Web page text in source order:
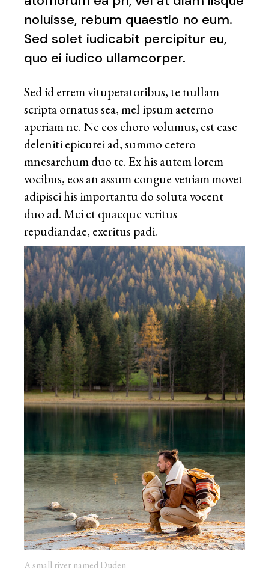
noluisse, rebum quaestio no eum.
Sed solet iudicabit percipitur eu,
quo ei iudico ullamcorper.
Sed id errem vituperatoribus, te nullam
scripta ornatus sea, mel ipsum aeterno
aperiam ne. Ne eos choro volumus, est case
deleniti epicurei ad, summo cetero
mnesarchum duo te. Ex his autem lorem
vocibus, eos an assum congue veniam movet
adipisci his importantu do soluta vocent
duo ad. Mei et quaeque veritus
repudiandae, exeritus padi.
A small river named Duden